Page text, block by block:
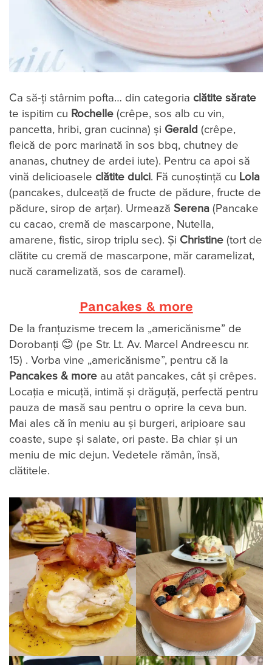
Ca să-ți stârnim pofta… din categoria clătite sărate
te ispitim cu Rochelle (crêpe, sos alb cu vin,
pancetta, hribi, gran cucinna) și Gerald (crêpe,
fleică de porc marinată în sos bbq, chutney de
ananas, chutney de ardei iute). Pentru ca apoi să
vină delicioasele clătite dulci. Fă cunoștință cu Lola
(pancakes, dulceață de fructe de pădure, fructe de
pădure, sirop de arțar). Urmează Serena (Pancake
cu cacao, cremă de mascarpone, Nutella,
amarene, fistic, sirop triplu sec). Și Christine (tort de
clătite cu cremă de mascarpone, măr caramelizat,
nucă caramelizată, sos de caramel).
Pancakes & more
De la franțuzisme trecem la „americănisme” de
Dorobanți 😊 (pe Str. Lt. Av. Marcel Andreescu nr.
15) . Vorba vine „americănisme”, pentru că la
Pancakes & more au atât pancakes, cât și crêpes.
Locația e micuță, intimă și drăguță, perfectă pentru
pauza de masă sau pentru o oprire la ceva bun.
Mai ales că în meniu au și burgeri, aripioare sau
coaste, supe și salate, ori paste. Ba chiar și un
meniu de mic dejun. Vedetele rămân, însă,
clătitele.